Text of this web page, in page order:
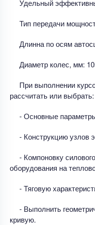
Удельный
Тип передачи
Длинна по осям
Диаметр колес, мм:
При выполнении
рассчитать или выбрать:
- Основные
- Конструкцию узлов
- Компоновку
оборудования на
- Тяговую
- Выполнить
кривую.